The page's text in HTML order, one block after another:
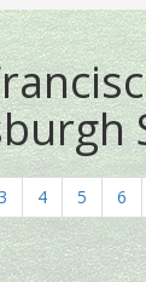
3 4 5 6